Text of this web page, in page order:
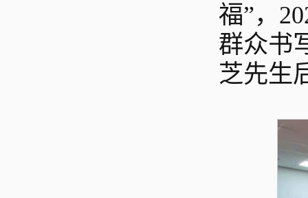
福”，
群众书
芝先生